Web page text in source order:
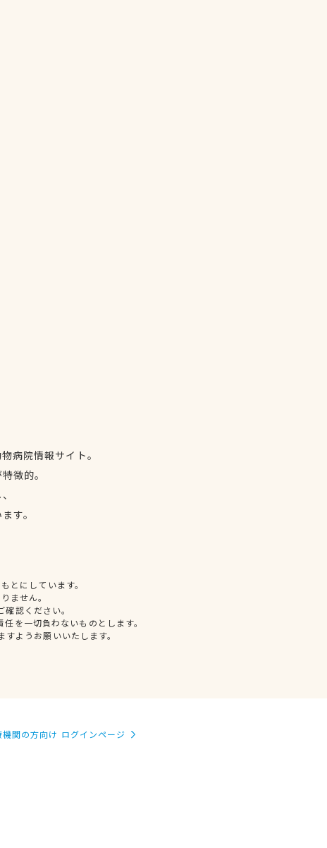
病院情報サイト。
徴的。
す。
とにしています。
ません。
認ください。
を一切負わないものとします。
ようお願いいたします。
機関の方向け ログインページ